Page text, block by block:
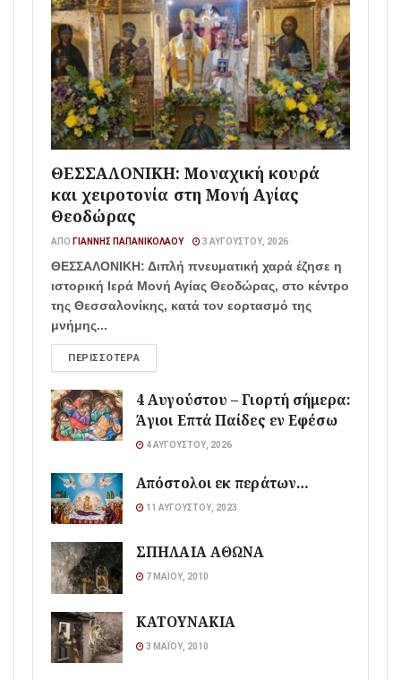
ΘΕΣΣΑΛΟΝΙΚΗ: Μοναχική κουρά
και χειροτονία στη Μονή Αγίας
Θεοδώρας
ΑΠΌ ΓΙΆΝΝΗΣ ΠΑΠΑΝΙΚΟΛΆΟΥ 3 ΑΥΓΟΎΣΤΟΥ, 2026
ΘΕΣΣΑΛΟΝΙΚΗ: Διπλή πνευματική χαρά έζησε η
ιστορική Ιερά Μονή Αγίας Θεοδώρας, στο κέντρο
της Θεσσαλονίκης, κατά τον εορτασμό της
μνήμης...
ΠΕΡΙΣΣΌΤΕΡΑ
4 Αυγούστου – Γιορτή σήμερα:
Άγιοι Επτά Παίδες εν Εφέσω
4 ΑΥΓΟΎΣΤΟΥ, 2026
Απόστολοι εκ περάτων…
11 ΑΥΓΟΎΣΤΟΥ, 2023
ΣΠΗΛΑΙΑ ΑΘΩΝΑ
7 ΜΑΪ́ΟΥ, 2010
ΚΑΤΟΥΝΑΚΙΑ
3 ΜΑΪ́ΟΥ, 2010